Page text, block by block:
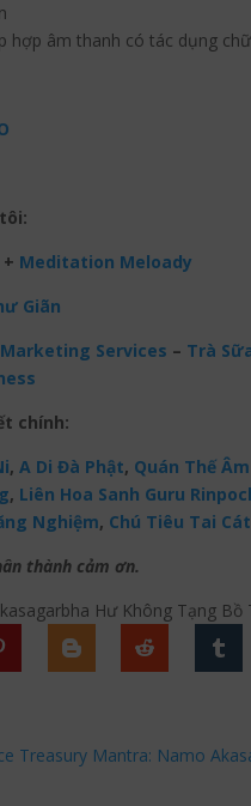
hợp âm thanh có tác dụng
+ Meditation Meloady
Giãn
Services – Trà
chính:
, A Di Đà Phật, Quán Thế
, Liên Hoa Sanh Guru
Nghiệm, Chú Tiêu Tai
thành cảm ơn.
Hư Không Tạng
Treasury Mantra: Namo